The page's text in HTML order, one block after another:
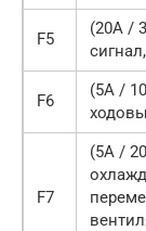
F5
(20A /
F6
(5A /
F7
(5A /